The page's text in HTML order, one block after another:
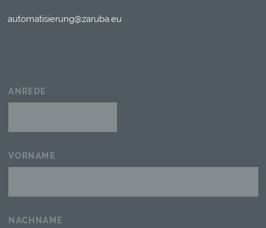
automatisierung@zaruba.eu
ANREDE
VORNAME
NACHNAME